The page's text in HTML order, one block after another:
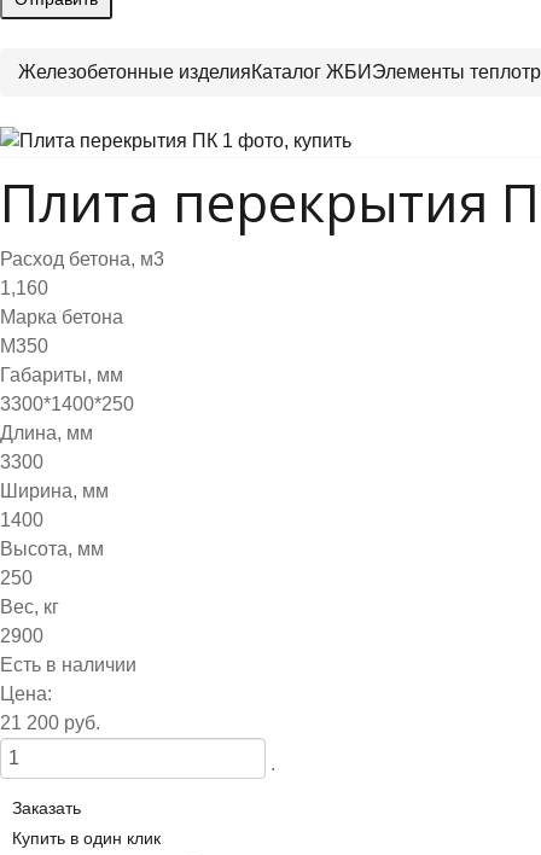
Железобетонные изделияКаталог ЖБИ Элементы
Плита перекрытия
Расход бетона, м3
1,160
Марка бетона
М350
Габариты, мм
3300*1400*250
Длина, мм
3300
Ширина, мм
1400
Высота, мм
250
Вес, кг
2900
Есть в наличии
Цена:
21 200 руб.
.
Заказать
Купить в один клик